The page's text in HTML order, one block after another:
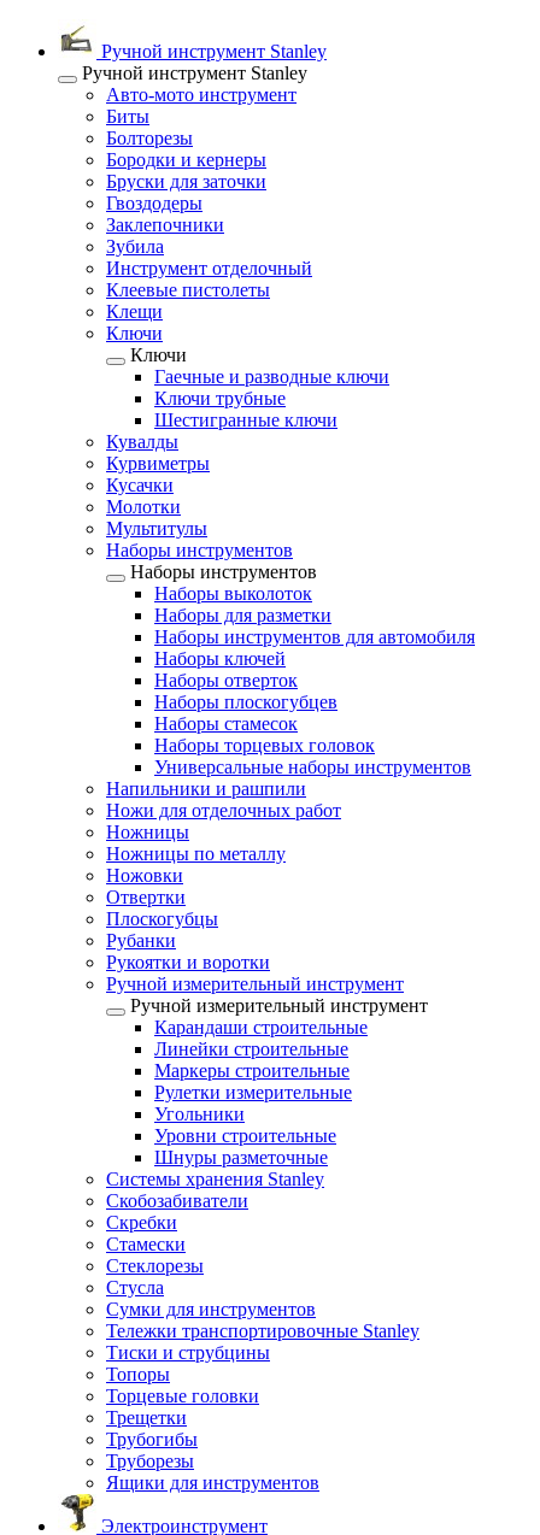
Ручной инструмент Stanley
Ручной инструмент Stanley
Авто-мото инструмент
Биты
Болторезы
Бородки и кернеры
Бруски для заточки
Гвоздодеры
Заклепочники
Зубила
Инструмент отделочный
Клеевые пистолеты
Клещи
Ключи
Ключи
Гаечные и разводные ключи
Ключи трубные
Шестигранные ключи
Кувалды
Курвиметры
Кусачки
Молотки
Мультитулы
Наборы инструментов
Наборы инструментов
Наборы выколоток
Наборы для разметки
Наборы инструментов для автомобиля
Наборы ключей
Наборы отверток
Наборы плоскогубцев
Наборы стамесок
Наборы торцевых головок
Универсальные наборы инструментов
Напильники и рашпили
Ножи для отделочных работ
Ножницы
Ножницы по металлу
Ножовки
Отвертки
Плоскогубцы
Рубанки
Рукоятки и воротки
Ручной измерительный инструмент
Ручной измерительный инструмент
Карандаши строительные
Линейки строительные
Маркеры строительные
Рулетки измерительные
Угольники
Уровни строительные
Шнуры разметочные
Системы хранения Stanley
Скобозабиватели
Скребки
Стамески
Стеклорезы
Стусла
Сумки для инструментов
Тележки транспортировочные Stanley
Тиски и струбцины
Топоры
Торцевые головки
Трещетки
Трубогибы
Труборезы
Ящики для инструментов
Электроинструмент